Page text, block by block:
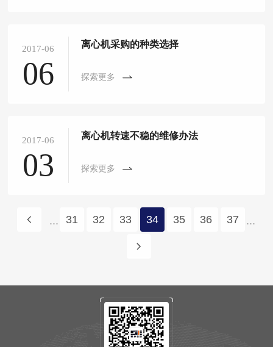
2017-06
06
离心机采购的种类选择
探索更多
2017-06
03
离心机转速不稳的维修办法
探索更多
... 31 32 33 34 35 36 37 ...